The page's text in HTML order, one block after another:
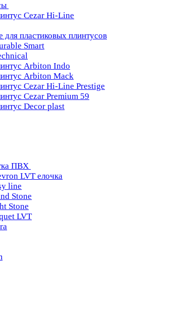
Cezar Hi-Line
пластиковых плинтусов
Smart
Arbiton Indo
Arbiton Mack
Cezar Hi-Line Prestige
Cezar Premium 59
Decor plast
ПВХ
LVT елочка
line
Stone
Stone
LVT